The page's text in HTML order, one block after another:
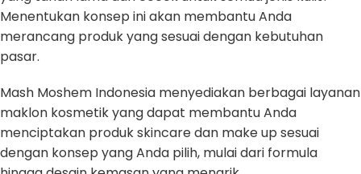
Menentukan konsep ini akan membantu Anda
merancang produk yang sesuai dengan kebutuhan
pasar.
Mash Moshem Indonesia menyediakan berbagai layanan
maklon kosmetik yang dapat membantu Anda
menciptakan produk skincare dan make up sesuai
dengan konsep yang Anda pilih, mulai dari formula